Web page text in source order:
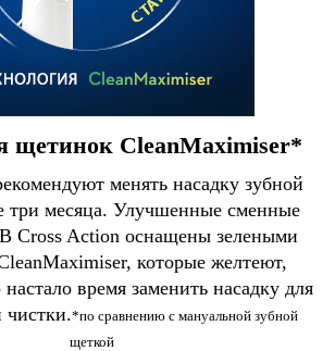
щетинок CleanMaximiser*
менять насадку зубной
три месяца. Улучшенные сменные
Cross Action оснащены зелеными
которые желтеют,
время заменить насадку для
чистки.*по сравнению с мануальной зубной
щеткой